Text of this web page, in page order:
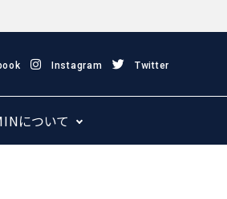
Instagram Twitter
について